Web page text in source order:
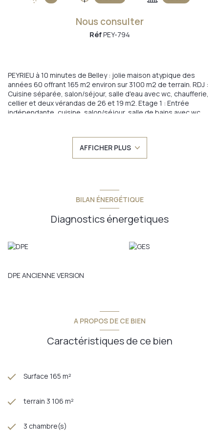
Nous consulter
RéfPEY-794
PEYRIEU à 10 minutes de Belley : jolie maison atypique des
années 60 offrant 165 m2 environ sur 3100 m2 de terrain. RDJ :
Cuisine séparée, salon/séjour, salle d'eau avec wc, chaufferie,
cellier et deux vérandas de 26 et 19 m2. Etage 1 : Entrée
indépendante, cuisine, salon/séjour, salle de bains avec wc,
50 m2, abri voiture en dur 40 m2. Parc de 3100 m2 environ clos,
plat et arboré avec vue dégagée (aucun vis à vis). Chauffage
central fuel + insert bois + PAC réversible (1 module), isolation
individuel à remettre aux normes (pour la partie post-fosse).
Belley et Yenne, 5 minutes de Virignin, 35 miniutes de
Chambéry et Aix-les-Bains, 1 heure de Lyon, Grenoble et
Annonce proposée par un agent commercial
AFFICHER PLUS
BILAN ÉNERGÉTIQUE
Diagnostics énergetiques
DPE ANCIENNE VERSION
A PROPOS DE CE BIEN
Caractéristiques de ce bien
Surface 165 m²
terrain 3 106 m²
3 chambre(s)